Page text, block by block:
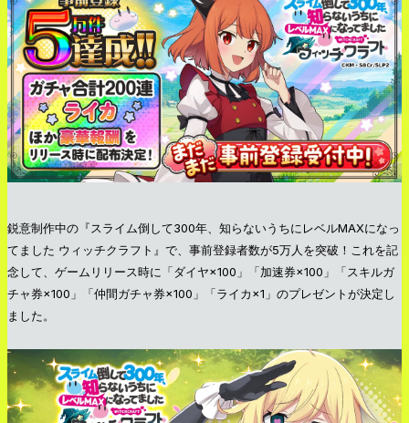
鋭意制作中の『スライム倒して300年、知らないうちにレベルMAXになっ
てました ウィッチクラフト』で、事前登録者数が5万人を突破！これを記
念して、ゲームリリース時に「ダイヤ×100」「加速券×100」「スキルガ
チャ券×100」「仲間ガチャ券×100」「ライカ×1」のプレゼントが決定し
ました。